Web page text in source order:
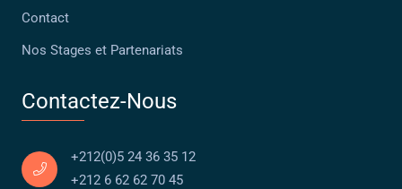
Contact
Nos Stages et Partenariats
Contactez-Nous
+212(0)5 24 36 35 12
+212 6 62 62 70 45